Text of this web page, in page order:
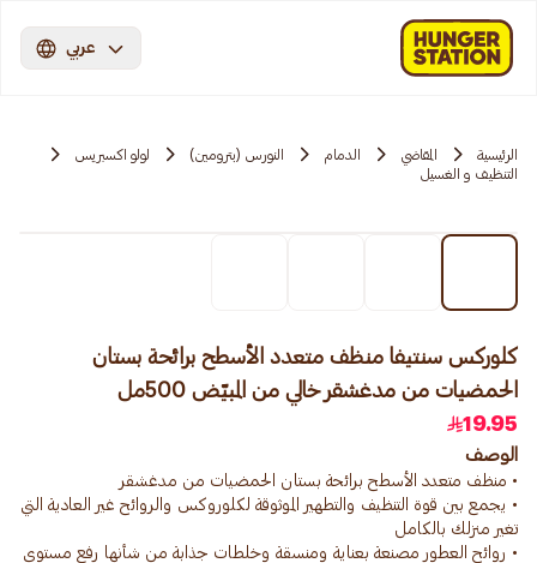
عربي
الرئيسية المقاضي الدمام النورس (بترومين)
لولو اكسبريس
التنظيف و الغسيل
كلوركس سنتيفا منظف متعدد الأسطح برائحة بستان
الحمضيات من مدغشقر خالي من المبيّض 500مل
19.95
الوصف
• يجمع بين قوة التنظيف والتطهير الموثوقة لكلوروكس والروائح غير العادية التي
• روائح العطور مصنعة بعناية ومنسقة وخلطات جذابة من شأنها رفع مستوى